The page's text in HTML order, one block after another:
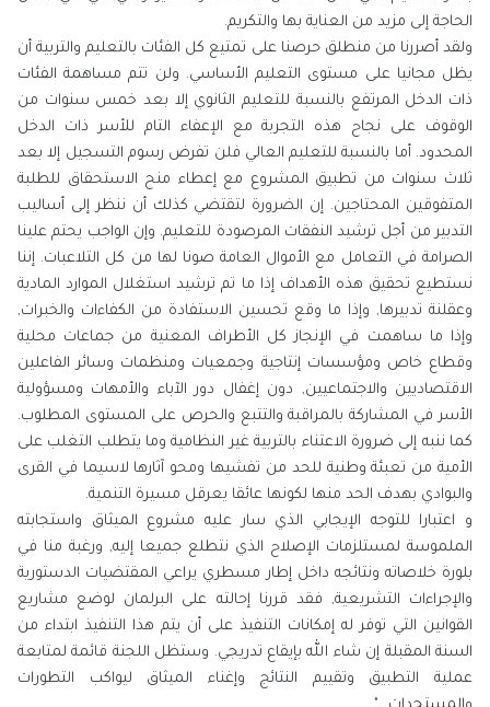
الحاجة إلى مزيد من العناية بها والتكريم.
ولقد أصررنا من منطلق حرصنا على تمتيع كل الفئات بالتعليم والتربية أن
يظل مجانيا على مستوى التعليم الأساسي. ولن تتم مساهمة الفئات
ذات الدخل المرتفع بالنسبة للتعليم الثانوي إلا بعد خمس سنوات من
الوقوف على نجاح هذه التجربة مع الإعفاء التام للأسر ذات الدخل
المحدود. أما بالنسبة للتعليم العالي فلن تفرض رسوم التسجيل إلا بعد
ثلاث سنوات من تطبيق المشروع مع إعطاء منح الاستحقاق للطلبة
المتفوقين المحتاجين. إن الضرورة لتقتضي كذلك أن ننظر إلى أساليب
التدبير من أجل ترشيد النفقات المرصودة للتعليم. وإن الواجب يحتم علينا
الصرامة في التعامل مع الأموال العامة صونا لها من كل التلاعبات. إننا
نستطيع تحقيق هذه الأهداف إذا ما تم ترشيد استغلال الموارد المادية
وعقلنة تدبيرها, وإذا ما وقع تحسين الاستفادة من الكفاءات والخبرات,
وإذا ما ساهمت في الإنجاز كل الأطراف المعنية من جماعات محلية
وقطاع خاص ومؤسسات إنتاجية وجمعيات ومنظمات وسائر الفاعلين
الاقتصاديين والاجتماعيين, دون إغفال دور الآباء والأمهات ومسؤولية
الأسر في المشاركة بالمراقبة والتتبع والحرص على المستوى المطلوب.
كما ننبه إلى ضرورة الاعتناء بالتربية غير النظامية وما يتطلب التغلب على
الأمية من تعبئة وطنية للحد من تفشيها ومحو آثارها لاسيما في القرى
والبوادي بهدف الحد منها لكونها عائقا يعرقل مسيرة التنمية.
و اعتبارا للتوجه الإيجابي الذي سار عليه مشروع الميثاق واستجابته
الملموسة لمستلزمات الإصلاح الذي نتطلع جميعا إليه, ورغبة منا في
بلورة خلاصاته ونتائجه داخل إطار مسطري يراعي المقتضيات الدستورية
والإجراءات التشريعية, فقد قررنا إحالته على البرلمان لوضع مشاريع
القوانين التي توفر له إمكانات التنفيذ على أن يتم هذا التنفيذ ابتداء من
السنة المقبلة إن شاء الله بإيقاع تدريجي. وستظل اللجنة قائمة لمتابعة
عملية التطبيق وتقييم النتائج وإغناء الميثاق ليواكب التطورات